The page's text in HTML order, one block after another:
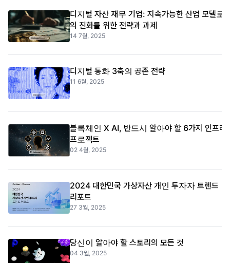
디지털 자산 재무 기업: 지속가능한 산업 모델로
의 진화를 위한 전략과 과제
14 7월, 2025
디지털 통화 3축의 공존 전략
11 6월, 2025
블록체인 X AI, 반드시 알아야 할 6가지 인프라
프로젝트
02 4월, 2025
2024 대한민국 가상자산 개인 투자자 트렌드
리포트
27 3월, 2025
당신이 알아야 할 스토리의 모든 것
04 3월, 2025